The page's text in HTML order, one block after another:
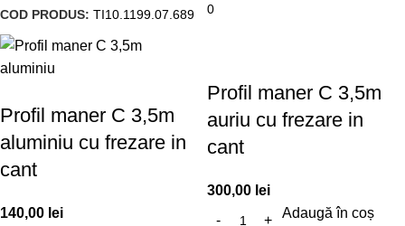
COD PRODUS: TI10.1199.07.689
0
Profil maner C 3,5m
aluminiu cu frezare in
cant
140,00 lei
Profil maner C 3,5m
auriu cu frezare in
cant
300,00 lei
Adaugă în coș